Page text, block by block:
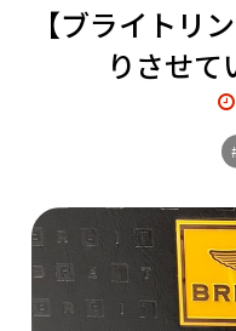
【ブライトリ
りさせて